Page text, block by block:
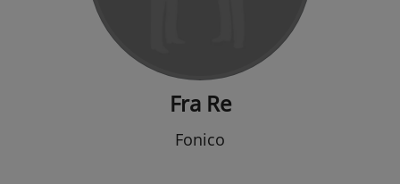
Fra Re
Fonico